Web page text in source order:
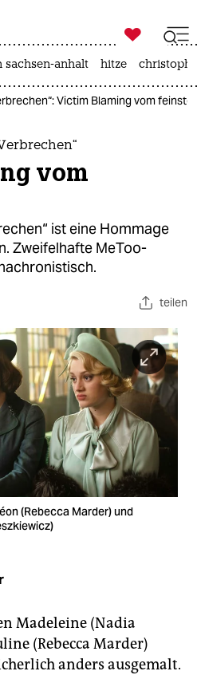
ich
ich

taz zahl ich
sachsen-anhalt hitze
Victim Blaming vom
vom
ist eine Hommage
Zweifelhafte MeToo-
teilen
(Rebecca Marder) und
Made­leine (Nadia
(Rebecca Marder)
anders ausgemalt.